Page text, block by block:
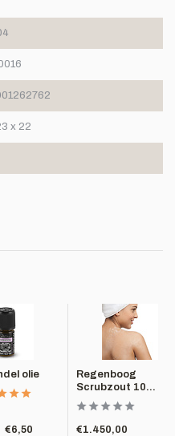
x 22
olie
€6,50
Regenboog
Scrubzout 10...
€1.450,00